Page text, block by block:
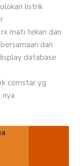
listrik
mati tekan dan
dan
database
comstar yg